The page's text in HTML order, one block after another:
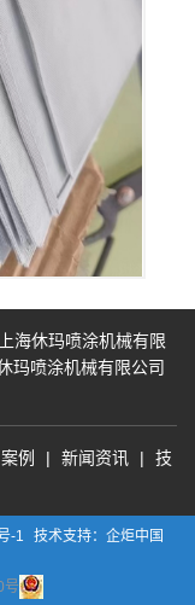
上海休玛喷涂机械有限
玛喷涂机械有限公司
例 | 新闻资讯 |
技
-1 技术支持：企炬中国
号